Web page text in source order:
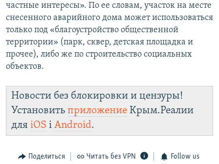
частные интересы». По ее словам, участок на месте
снесенного аварийного дома может использоваться
только под «благоустройство общественной
территории» (парк, сквер, детская площадка и
прочее), либо же по строительство социальных
объектов.
Новости без блокировки и цензуры!
Установить приложение Крым.Реалии
для iOS і Android.
Поделиться Читать без VPN Follow us